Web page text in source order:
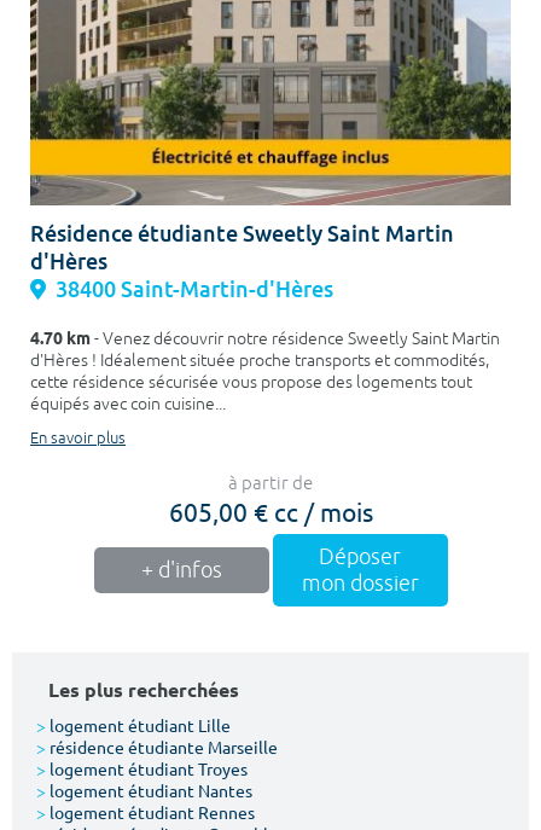
Chercher
Résidence étudiante Sweetly Saint Martin
d'Hères
38400 Saint-Martin-d'Hères
4.70 km- Venez découvrir notre résidence Sweetly Saint Martin
d'Hères ! Idéalement située proche transports et commodités,
cette résidence sécurisée vous propose des logements tout
équipés avec coin cuisine...
En savoir plus
à partir de
605,00 € cc / mois
+ d'infos
Déposer
mon dossier
Les plus recherchées
> logement étudiant Lille
> résidence étudiante Marseille
> logement étudiant Troyes
> logement étudiant Nantes
> logement étudiant Rennes